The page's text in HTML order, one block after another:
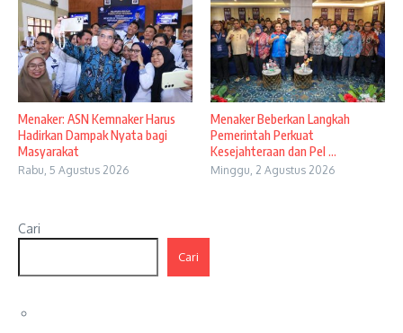
Menaker: ASN Kemnaker Harus
Hadirkan Dampak Nyata bagi
Masyarakat
Rabu, 5 Agustus 2026
Menaker Beberkan Langkah
Pemerintah Perkuat
Kesejahteraan dan Pel ...
Minggu, 2 Agustus 2026
Cari
Cari